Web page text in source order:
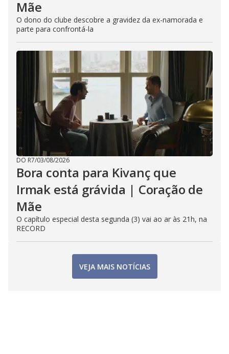
Mãe
O dono do clube descobre a gravidez da ex-namorada e
parte para confrontá-la
DO R7/03/08/2026
Bora conta para Kivanç que
Irmak está grávida | Coração de
Mãe
O capítulo especial desta segunda (3) vai ao ar às 21h, na
RECORD
VEJA MAIS NOTÍCIAS